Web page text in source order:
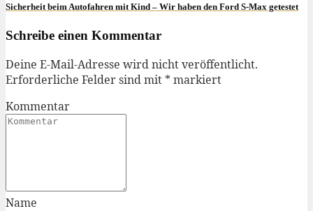
Sicherheit beim Autofahren mit Kind – Wir haben den Ford S-Max getestet
Schreibe einen Kommentar
Deine E-Mail-Adresse wird nicht veröffentlicht.
Erforderliche Felder sind mit * markiert
Kommentar
Name